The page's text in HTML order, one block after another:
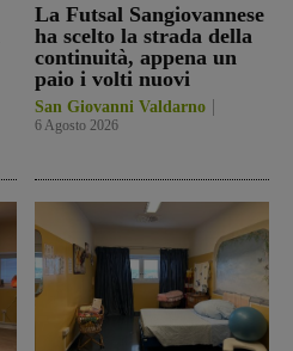
La Futsal Sangiovannese
ha scelto la strada della
continuità, appena un
paio i volti nuovi
San Giovanni Valdarno
6 Agosto 2026